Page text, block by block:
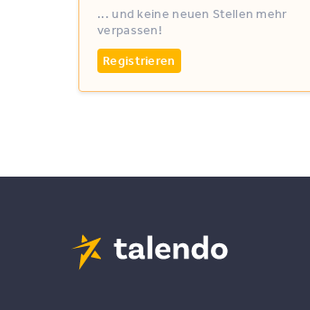
... und keine neuen Stellen mehr
verpassen!
Registrieren